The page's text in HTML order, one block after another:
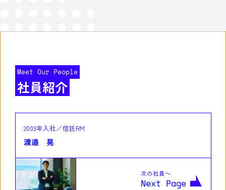
Meet Our People
社員紹介
2003年入社／信託RM
渡邉 晃
次の社員へ
Next Page